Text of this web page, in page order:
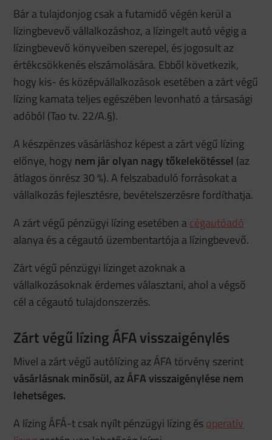
Bár a tulajdonjog csak a futamidő végén kerül a
lízingbevevő vállalkozáshoz, a lízingelt autó végig a
lízingbevevő könyveiben szerepel, és jogosult az
értékcsökkenés elszámolására. Ebből következik,
hogy kis- és középvállalkozások esetében a zárt végű
lízing kamata teljes egészében levonható a társasági
adóból (Tao tv. 22/A.§).
A készpénzes vásárláshoz képest a zárt végű lízing
előnye, hogy nem jár olyan nagy tőkelekötéssel (az
átlagos önrész 30 %). A felszabaduló forrásokat a
vállalkozás fejlesztésre, bevételszerzésre fordíthatja.
A zárt végű pénzügyi lízing esetében acégautóadó
alanya és a cégautó üzembentartója a lízingbevevő.
Zárt végű pénzügyi lízinget azoknak a
vállalkozásoknak érdemes választani, ahol a végső
cél a cégautó tulajdonszerzés.
Zárt végű lízing ÁFA visszaigénylés
Mivel a zárt végű autólízing az ÁFA törvény szerint
vásárlásnak minősül, az ÁFA visszaigénylése nem
lehetséges.
A lízing ÁFÁ-t csak nyílt pénzügyi lízing ésoperatív